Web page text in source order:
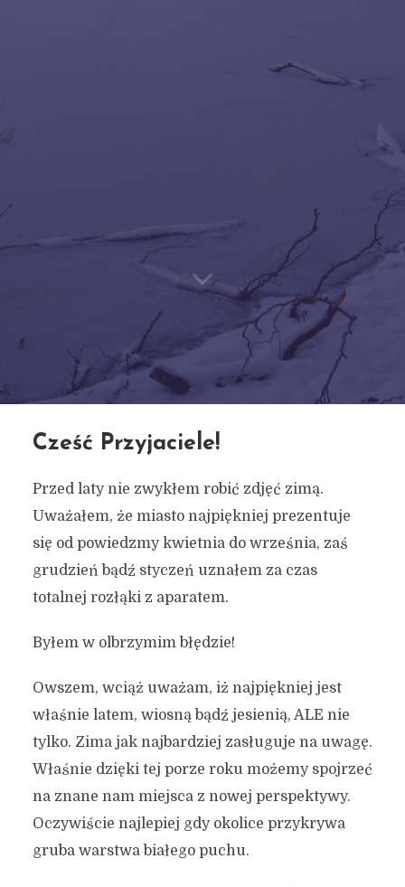
Cześć Przyjaciele!
Przed laty nie zwykłem robić zdjęć zimą.
Uważałem, że miasto najpiękniej prezentuje
się od powiedzmy kwietnia do września, zaś
grudzień bądź styczeń uznałem za czas
totalnej rozłąki z aparatem.
Byłem w olbrzymim błędzie!
Owszem, wciąż uważam, iż najpiękniej jest
właśnie latem, wiosną bądź jesienią, ALE nie
tylko. Zima jak najbardziej zasługuje na uwagę.
Właśnie dzięki tej porze roku możemy spojrzeć
na znane nam miejsca z nowej perspektywy.
Oczywiście najlepiej gdy okolice przykrywa
gruba warstwa białego puchu.